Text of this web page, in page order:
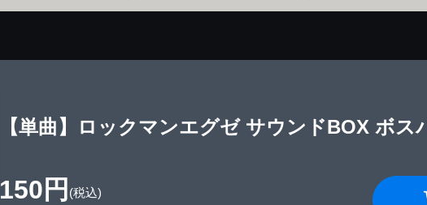
【単曲】ロックマンエグゼ サウンドBOX ボス
150円 (税込)